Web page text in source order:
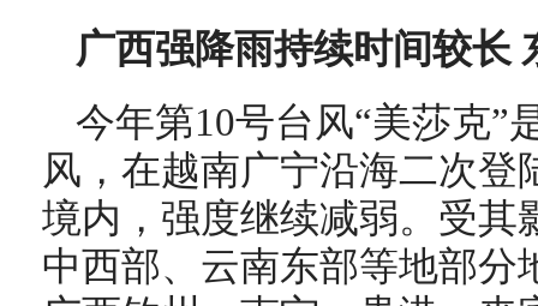
广西强降雨持续时间较长
今年第10号台风“美莎克”
风，在越南广宁沿海二次
境内，强度继续减弱。受其
中西部、云南东部等地部分